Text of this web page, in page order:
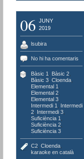
06 JUNY
2019
lsubira
No hi ha comentaris
Bàsic 1 Bàsic 2,
Bàsic 3, Cloenda,
Elemental 1
Elemental 2,
Elemental 3,
Intermedi 1
Intermedi
2, Intermedi 3,
Suficiència 1
Suficiència 2,
Suficiència 3
C2, Cloenda,
karaoke en català